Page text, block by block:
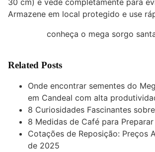
Armazene em local protegido e use
conheça o mega sorgo
Related Posts
Onde encontrar sementes do
em Candeal com alta
8 Curiosidades Fascinantes
8 Medidas de Café para
Cotações de Reposição: Preços
de 2025